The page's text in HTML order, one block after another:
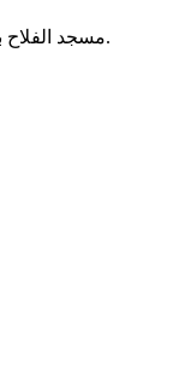
مسجد الفلاح بوفادي يقع في منطقة قبة، الجزائر. يُقام فيه الصلوات الخمس والجمعة، ويخدم سكان الحي.